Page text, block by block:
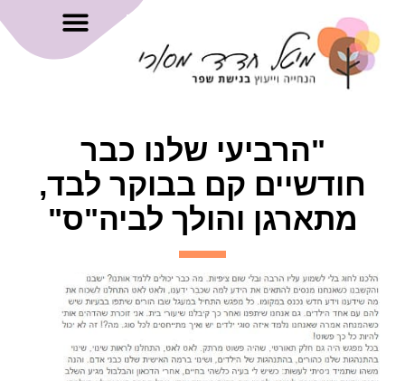
"הרביעי שלנו כבר
חודשיים קם בבוקר לבד,
מתארגן והולך לביה"ס"